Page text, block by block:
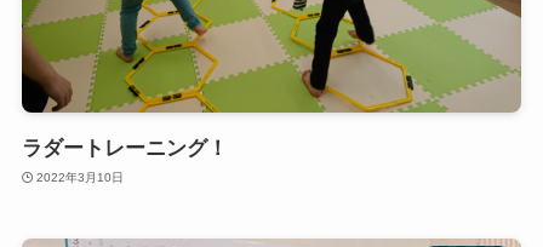
ラダートレーニング！
2022年3月10日